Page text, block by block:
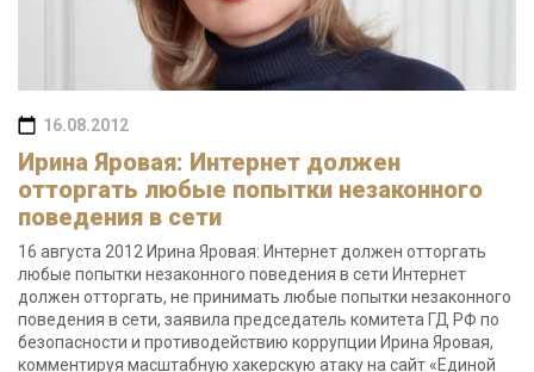
16.08.2012
Ирина Яровая: Интернет должен
отторгать любые попытки незаконного
поведения в сети
16 августа 2012 Ирина Яровая: Интернет должен отторгать
любые попытки незаконного поведения в сети Интернет
должен отторгать, не принимать любые попытки незаконного
поведения в сети, заявила председатель комитета ГД РФ по
безопасности и противодействию коррупции Ирина Яровая,
комментируя масштабную хакерскую атаку на сайт «Единой